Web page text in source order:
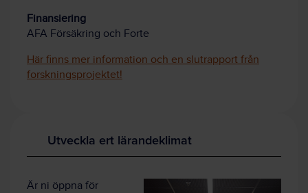
Finansiering
AFA Försäkring och Forte
Här finns mer information och en slutrapport från
forskningsprojektet!
Utveckla ert lärandeklimat
Är ni öppna för